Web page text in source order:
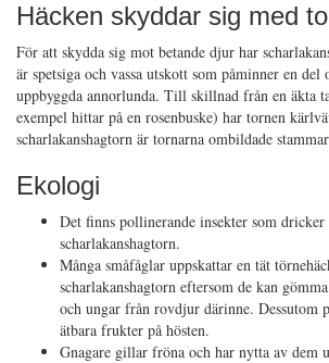
Häcken skyddar sig med
För att skydda sig mot betande djur har
är spetsiga och vassa utskott som påminner en del
uppbyggda annorlunda. Till skillnad från en äkta
exempel hittar på en rosenbuske) har tornen
scharlakanshagtorn är tornarna ombildade
Ekologi
Det finns pollinerande insekter som
scharlakanshagtorn.
Många småfåglar uppskattar en tät
scharlakanshagtorn eftersom de kan
och ungar från rovdjur därinne. Dessutom
ätbara frukter på hösten.
Gnagare gillar fröna och har nytta av dem